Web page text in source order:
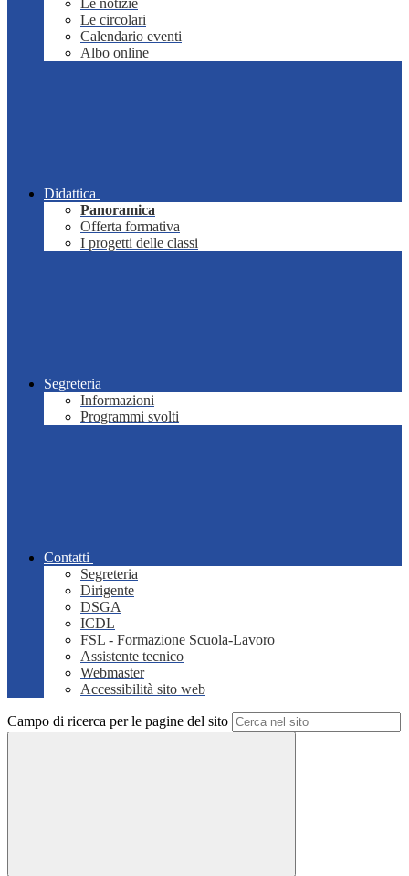
Le notizie
Le circolari
Calendario eventi
Albo online
Didattica
Panoramica
Offerta formativa
I progetti delle classi
Segreteria
Informazioni
Programmi svolti
Contatti
Segreteria
Dirigente
DSGA
ICDL
FSL - Formazione Scuola-Lavoro
Assistente tecnico
Webmaster
Accessibilità sito web
Campo di ricerca per le pagine del sito